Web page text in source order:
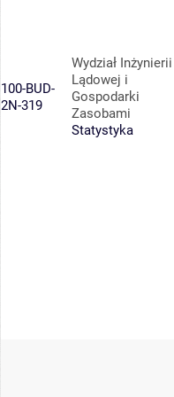
100-BUD-
2N-319
Wydział Inżynierii
Lądowej i
Gospodarki
Zasobami
Statystyka